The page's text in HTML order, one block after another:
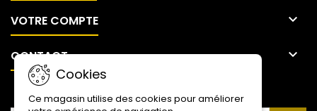
VOTRE COMPTE 
CONTACT 
Cookies
Ce magasin utilise des cookies pour améliorer
LETTRE D'INFORMATIONS